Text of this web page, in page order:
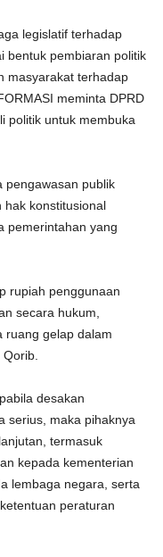
legislatif terhadap
bentuk pembiaran politik
masyarakat terhadap
meminta DPRD
politik untuk membuka
pengawasan publik
hak konstitusional
pemerintahan yang
rupiah penggunaan
secara hukum,
ruang gelap dalam
desakan
serius, maka pihaknya
termasuk
kepada kementerian
lembaga negara, serta
peraturan